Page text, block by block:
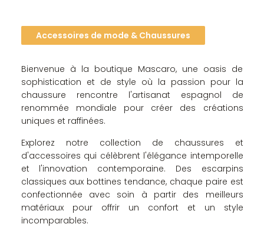
Accessoires de mode & Chaussures
Bienvenue à la boutique Mascaro, une oasis de
sophistication et de style où la passion pour la
chaussure rencontre l'artisanat espagnol de
renommée mondiale pour créer des créations
uniques et raffinées.
Explorez notre collection de chaussures et
d'accessoires qui célèbrent l'élégance intemporelle
et l'innovation contemporaine. Des escarpins
classiques aux bottines tendance, chaque paire est
confectionnée avec soin à partir des meilleurs
matériaux pour offrir un confort et un style
incomparables.